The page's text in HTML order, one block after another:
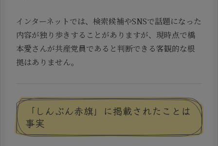
インターネットでは、検索候補やSNSで話題になった
内容が独り歩きすることがありますが、現時点で橋
本愛さんが共産党員であると判断できる客観的な根
拠はありません。
「しんぶん赤旗」に掲載されたことは
事実